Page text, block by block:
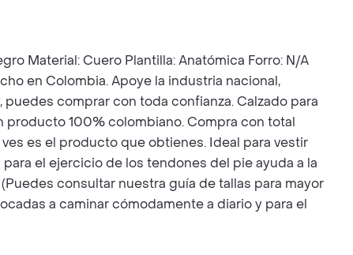
Material: Cuero Plantilla: Anatómica Forro: N/A
en Colombia. Apoye la industria nacional,
comprar con toda confianza. Calzado para
producto 100% colombiano. Compra con total
es el producto que obtienes. Ideal para vestir
el ejercicio de los tendones del pie ayuda a la
consultar nuestra guía de tallas para mayor
a caminar cómodamente a diario y para el